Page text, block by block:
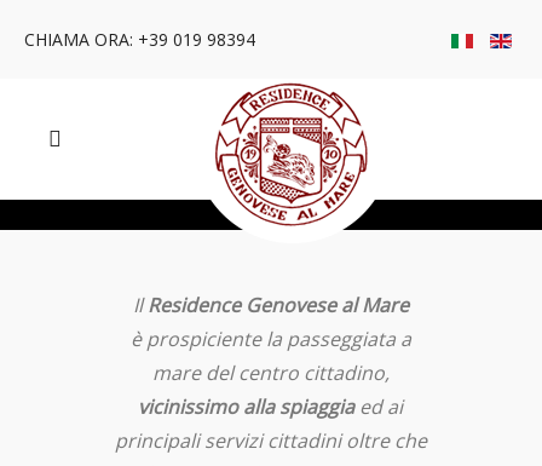
CHIAMA ORA: +39 019 98394
IlResidence Genovese al Mare
è prospiciente la passeggiata a
mare del centro cittadino,
vicinissimo alla spiaggiaed ai
principali servizi cittadini oltre che